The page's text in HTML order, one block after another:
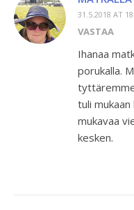
31.5.2018 AT
VASTAA
Ihanaa
porukalla.
tuli
mukavaa
kesken.